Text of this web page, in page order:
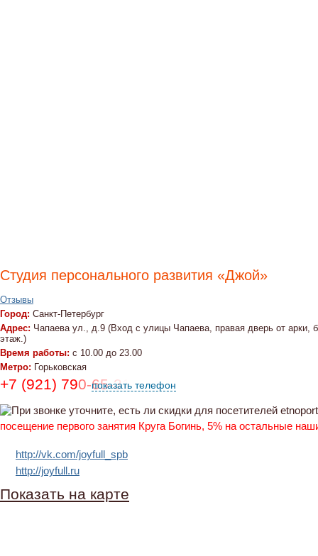
Студия персонального развития «Джой»
Отзывы
Город: Санкт-Петербург
Адрес: Чапаева ул., д.9 (Вход с улицы Чапаева, правая дверь от арки,
этаж.)
Время работы: с 10.00 до 23.00
Метро: Горьковская
+7 (921) 790-65-31показать телефон
посещение первого занятия Круга Богинь, 5% на остальные
http://vk.com/joyfull_spb
http://joyfull.ru
Показать на карте